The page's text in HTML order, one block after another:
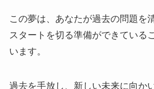
この夢は、あなたが過去の問題を
スタートを切る準備ができている
います。
過去を手放し、新しい未来に向か